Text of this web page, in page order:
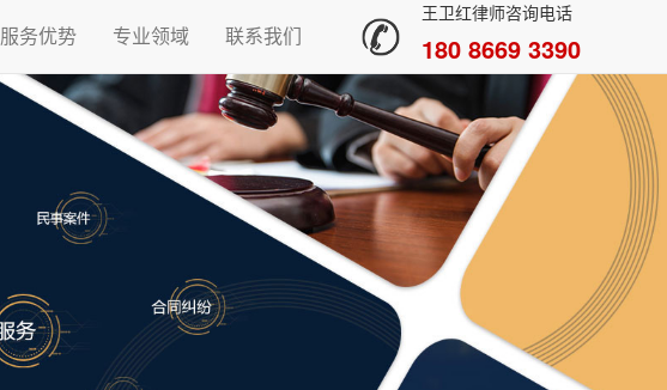
服务优势 专业领域 联系我们
王卫红律师咨询电话
180 8669 3390